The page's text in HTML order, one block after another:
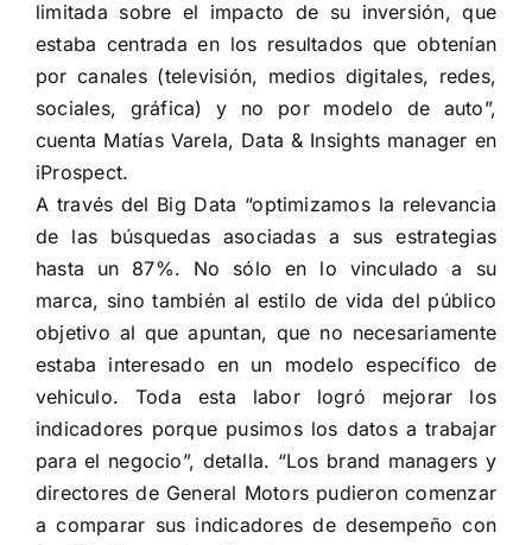
limitada sobre el impacto de su inversión, que
estaba centrada en los resultados que obtenían
por canales (televisión, medios digitales, redes,
sociales, gráfica) y no por modelo de auto”,
cuenta Matías Varela, Data & Insights manager en
iProspect.
A través del Big Data “optimizamos la relevancia
de las búsquedas asociadas a sus estrategias
hasta un 87%. No sólo en lo vinculado a su
marca, sino también al estilo de vida del público
objetivo al que apuntan, que no necesariamente
estaba interesado en un modelo específico de
vehiculo. Toda esta labor logró mejorar los
indicadores porque pusimos los datos a trabajar
para el negocio”, detalla. “Los brand managers y
directores de General Motors pudieron comenzar
a comparar sus indicadores de desempeño con